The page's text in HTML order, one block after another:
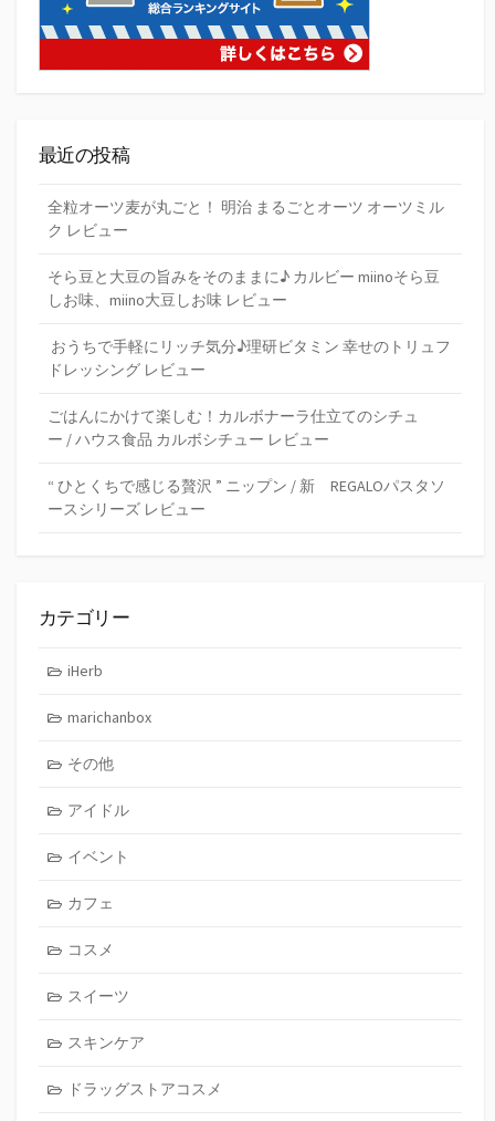
最近の投稿
全粒オーツ麦が丸ごと！ 明治 まるごとオーツ オーツミル
ク レビュー
そら豆と大豆の旨みをそのままに♪ カルビー miinoそら豆
しお味、miino大豆しお味 レビュー
おうちで手軽にリッチ気分♪理研ビタミン 幸せのトリュフ
ドレッシング レビュー
ごはんにかけて楽しむ！カルボナーラ仕立てのシチュ
ー / ハウス食品 カルボシチュー レビュー
“ ひとくちで感じる贅沢 ” ニップン / 新 REGALOパスタソ
ースシリーズ レビュー
カテゴリー
iHerb
marichanbox
その他
アイドル
イベント
カフェ
コスメ
スイーツ
スキンケア
ドラッグストアコスメ